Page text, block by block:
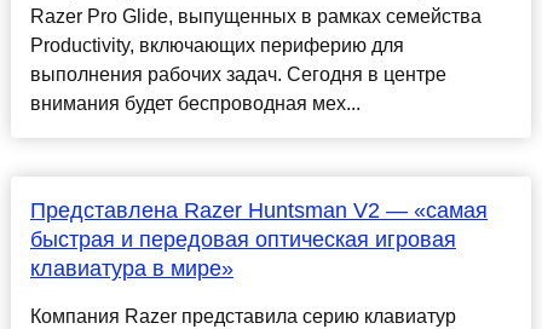
Razer Pro Glide, выпущенных в рамках семейства
Productivity, включающих периферию для
выполнения рабочих задач. Сегодня в центре
внимания будет беспроводная мех...
Представлена Razer Huntsman V2 — «самая
быстрая и передовая оптическая игровая
клавиатура в мире»
Компания Razer представила серию клавиатур